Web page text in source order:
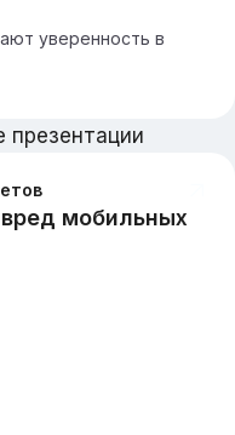
уверенность в
презентации